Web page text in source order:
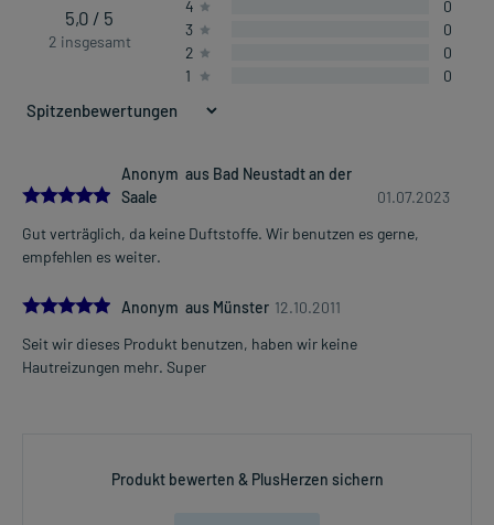
5,0 / 5
2 insgesamt
4
0
3
0
2
0
1
0
5.0
Anonym aus Bad Neustadt an der
Saale
01.07.2023
Gut verträglich, da keine Duftstoffe. Wir benutzen es gerne,
empfehlen es weiter.
5.0Anonym aus Münster 12.10.2011
Seit wir dieses Produkt benutzen, haben wir keine
Hautreizungen mehr. Super
Produkt bewerten & PlusHerzen sichern